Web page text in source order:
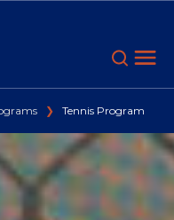
❯ Tennis Program